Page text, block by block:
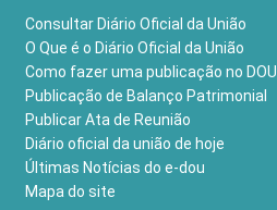
Consultar Diário Oficial da União
O Que é o Diário Oficial da União
Como fazer uma publicação no DOU
Publicação de Balanço Patrimonial
Publicar Ata de Reunião
Diário oficial da união de hoje
Últimas Notícias do e-dou
Mapa do site